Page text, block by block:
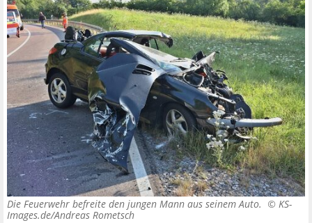
Die Feuerwehr befreite den jungen Mann aus seinem Auto. © KS-
Images.de/Andreas Rometsch